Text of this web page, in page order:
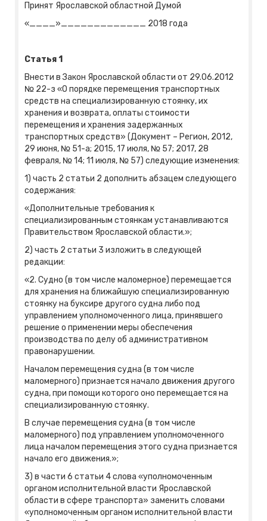
Принят Ярославской областной Думой
«____»_____________ 2018 года
Статья 1
Внести в Закон Ярославской области от 29.06.2012
№ 22-з «О порядке перемещения транспортных
средств на специализированную стоянку, их
хранения и возврата, оплаты стоимости
перемещения и хранения задержанных
транспортных средств» (Документ – Регион, 2012,
29 июня, № 51-а; 2015, 17 июля, № 57; 2017, 28
февраля, № 14; 11 июля, № 57) следующие изменения:
1) часть 2 статьи 2 дополнить абзацем следующего
содержания:
«Дополнительные требования к
специализированным стоянкам устанавливаются
Правительством Ярославской области.»;
2) часть 2 статьи 3 изложить в следующей
редакции:
«2. Судно (в том числе маломерное) перемещается
для хранения на ближайшую специализированную
стоянку на буксире другого судна либо под
управлением уполномоченного лица, принявшего
решение о применении меры обеспечения
производства по делу об административном
правонарушении.
Началом перемещения судна (в том числе
маломерного) признается начало движения другого
судна, при помощи которого оно перемещается на
специализированную стоянку.
В случае перемещения судна (в том числе
маломерного) под управлением уполномоченного
лица началом перемещения этого судна признается
начало его движения.»;
3) в части 6 статьи 4 слова «уполномоченным
органом исполнительной власти Ярославской
области в сфере транспорта» заменить словами
«уполномоченным органом исполнительной власти